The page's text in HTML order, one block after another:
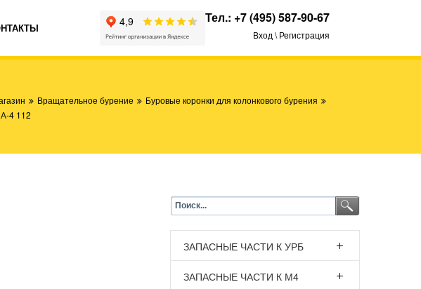
Тел.: +7 (495) 587-90-67
Вход \ Регистрация
Вращательное бурение
Буровые коронки для колонкового бурения
4 112
ЗАПАСНЫЕ ЧАСТИ К УРБ
ЗАПАСНЫЕ ЧАСТИ К М4